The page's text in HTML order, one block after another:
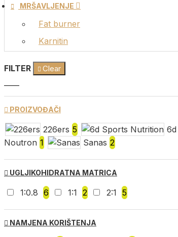
MRŠAVLJENJE
Fat burner
Karnitin
FILTER Clear
PROIZVOĐAČI
226ers 5
Noutron 1 Sanas 2
UGLJIKOHIDRATNA MATRICA
1:0.8 6 1:1 2 2:1 5
NAMJENA KORIŠTENJA